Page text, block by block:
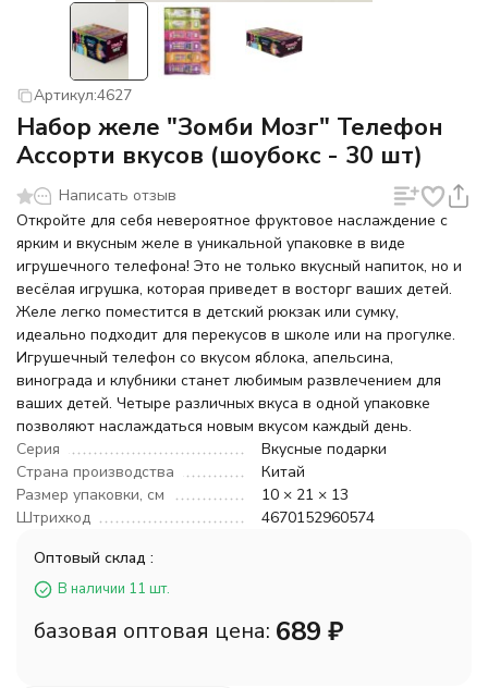
Артикул:4627
Набор желе "Зомби Мозг" Телефон
Ассорти вкусов (шоубокс - 30 шт)
Написать отзыв
Откройте для себя невероятное фруктовое наслаждение с
ярким и вкусным желе в уникальной упаковке в виде
игрушечного телефона! Это не только вкусный напиток, но и
весёлая игрушка, которая приведет в восторг ваших детей.
Желе легко поместится в детский рюкзак или сумку,
идеально подходит для перекусов в школе или на прогулке.
Игрушечный телефон со вкусом яблока, апельсина,
винограда и клубники станет любимым развлечением для
ваших детей. Четыре различных вкуса в одной упаковке
позволяют наслаждаться новым вкусом каждый день.
Серия
Вкусные подарки
Страна производства
Китай
Размер упаковки, см
10 × 21 × 13
Штрихкод
4670152960574
Оптовый склад :
В наличии 11 шт.
базовая оптовая цена: 689 ₽